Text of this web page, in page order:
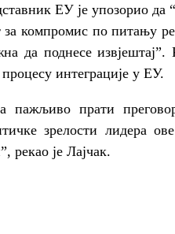
ЕУ је упозорио
за компромис по питању
да поднесе
процесу интеграције у ЕУ.
пажљиво прати
зрелости лидера
рекао је Лајчак.